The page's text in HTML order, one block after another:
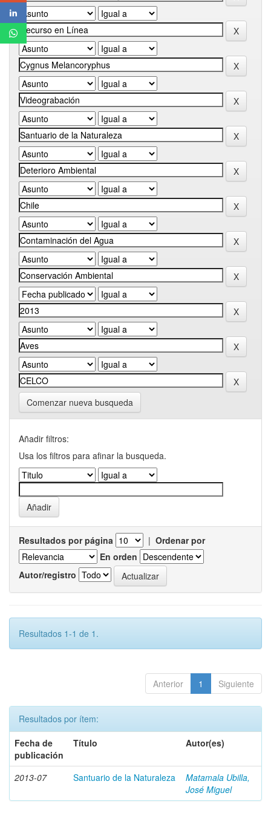
Comenzar nueva busqueda
Añadir filtros:
Usa los filtros para afinar la busqueda.
Resultados por página | Ordenar por
En orden
Autor/registro
Resultados 1-1 de 1.
Anterior 1 Siguiente
Resultados por ítem:
Fecha de
publicación
Título Autor(es)
2013-07 Santuario de la Naturaleza
Matamala Ubilla,
José Miguel